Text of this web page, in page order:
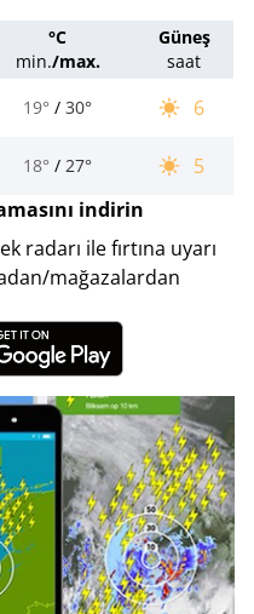
°C
min./max.
Güneş
saat
19° / 30° 6
18° / 27°
5
indirin
radarı ile fırtına uyarı
mağazalardan